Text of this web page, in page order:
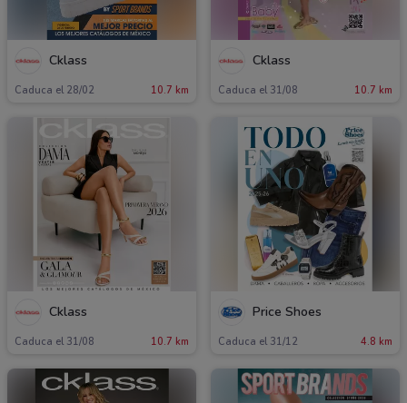
Cklass
Caduca el 28/02 10.7 km
Cklass
Caduca el 31/08 10.7 km
Cklass
Caduca el 31/08 10.7 km
Price Shoes
Caduca el 31/12 4.8 km